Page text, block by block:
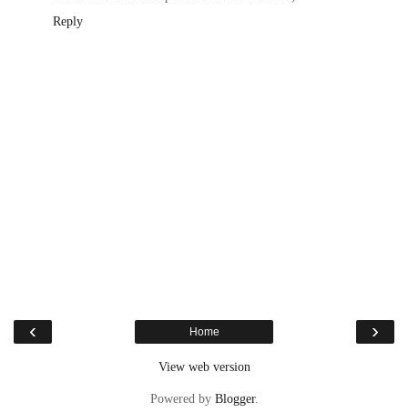
Reply
‹ ›
Home
View web version
Powered by Blogger.